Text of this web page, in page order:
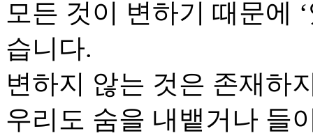
모든 것이 변하기 때문에
습니다.
변하지 않는 것은 존재하
우리도 숨을 내뱉거나 들